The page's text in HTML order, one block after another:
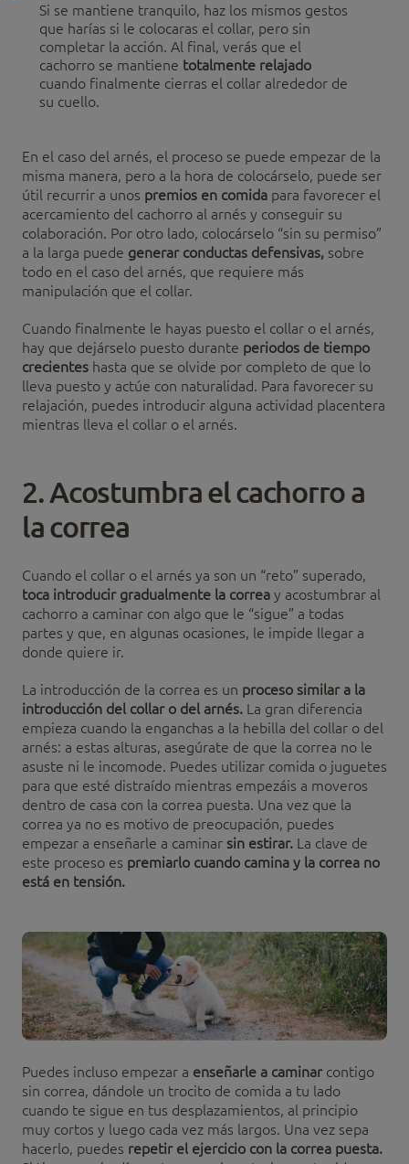
Si se mantiene tranquilo, haz los mismos gestos
que harías si le colocaras el collar, pero sin
completar la acción. Al final, verás que el
cachorro se mantiene totalmente relajado
cuando finalmente cierras el collar alrededor de
su cuello.
En el caso del arnés, el proceso se puede empezar de la
misma manera, pero a la hora de colocárselo, puede ser
útil recurrir a unos premios en comida para favorecer el
acercamiento del cachorro al arnés y conseguir su
colaboración. Por otro lado, colocárselo “sin su permiso”
a la larga puede generar conductas defensivas, sobre
todo en el caso del arnés, que requiere más
manipulación que el collar.
Cuando finalmente le hayas puesto el collar o el arnés,
hay que dejárselo puesto durante periodos de tiempo
crecientes hasta que se olvide por completo de que lo
lleva puesto y actúe con naturalidad. Para favorecer su
relajación, puedes introducir alguna actividad placentera
mientras lleva el collar o el arnés.
2. Acostumbra el cachorro a
la correa
Cuando el collar o el arnés ya son un “reto” superado,
toca introducir gradualmente la correa y acostumbrar al
cachorro a caminar con algo que le “sigue” a todas
partes y que, en algunas ocasiones, le impide llegar a
donde quiere ir.
La introducción de la correa es un proceso similar a la
introducción del collar o del arnés. La gran diferencia
empieza cuando la enganchas a la hebilla del collar o del
arnés: a estas alturas, asegúrate de que la correa no le
asuste ni le incomode. Puedes utilizar comida o juguetes
para que esté distraído mientras empezáis a moveros
dentro de casa con la correa puesta. Una vez que la
correa ya no es motivo de preocupación, puedes
empezar a enseñarle a caminar sin estirar. La clave de
este proceso es premiarlo cuando camina y la correa no
está en tensión.
Puedes incluso empezar a enseñarle a caminarcontigo
sin correa, dándole un trocito de comida a tu lado
cuando te sigue en tus desplazamientos, al principio
muy cortos y luego cada vez más largos. Una vez sepa
hacerlo, puedes repetir el ejercicio con la correa puesta.